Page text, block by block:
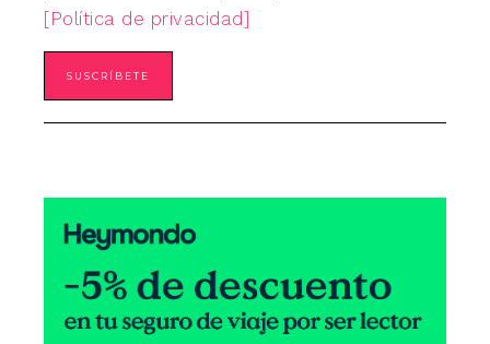
[Política de privacidad]